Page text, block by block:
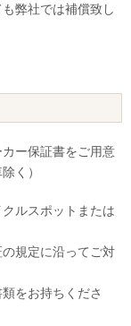
弊社では補償致し
ー保証書をご用意
く）
ルスポットまたは
規定に沿ってご対
をお持ちくださ